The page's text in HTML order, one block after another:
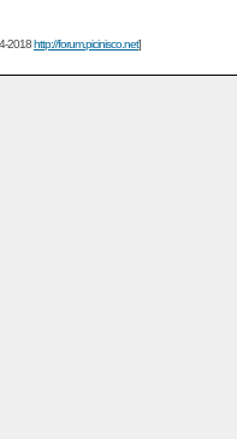
2018http://forum.picinisco.net]